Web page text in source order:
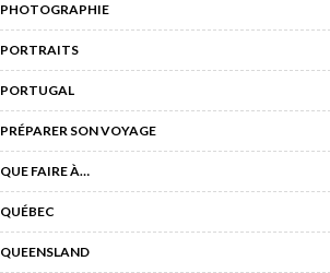
PHOTOGRAPHIE
PORTRAITS
PORTUGAL
PRÉPARER SON VOYAGE
QUE FAIRE À…
QUÉBEC
QUEENSLAND